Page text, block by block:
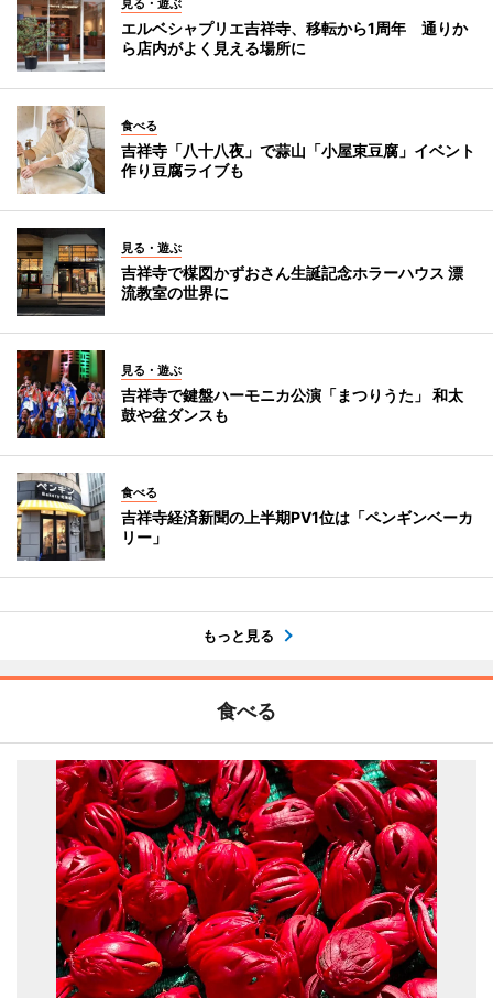
エルベシャプリエ吉祥寺、移転から1周年 通りか
ら店内がよく見える場所に
食べる
吉祥寺「八十八夜」で蒜山「小屋束豆腐」イベント
作り豆腐ライブも
見る・遊ぶ
吉祥寺で楳図かずおさん生誕記念ホラーハウス 漂
流教室の世界に
見る・遊ぶ
吉祥寺で鍵盤ハーモニカ公演「まつりうた」 和太
鼓や盆ダンスも
食べる
吉祥寺経済新聞の上半期PV1位は「ペンギンベーカ
リー」
もっと見る
食べる